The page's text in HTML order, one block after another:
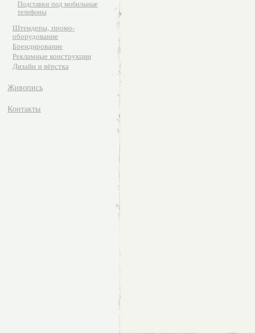
Подставки под мобильные
телефоны
Штендеры, промо-
оборудование
Брендирование
Рекламные конструкции
Дизайн и вёрстка
Живопись
Контакты